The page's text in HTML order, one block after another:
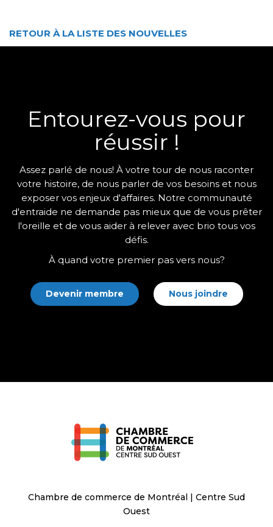
RETOUR À LA LISTE DES NOUVELLES
Entourez-vous pour
réussir !
Assez parlé de nous! À votre tour de nous raconter
votre histoire, de nous parler de vos besoins et nous
exposer vos enjeux d'affaires. Notre communauté
d'entraide ne demande pas mieux que de vous prêter
l'oreille et de vous aider à relever avec brio tous vos
défis.
À quand votre premier pas vers nous?
Devenir membre Nous joindre
Chambre de commerce de Montréal | Centre Sud
Ouest